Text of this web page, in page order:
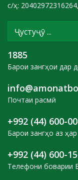
с/ҳ:
1885
Барои зангҳои дар
Почтаи расмӣ
+992 (44) 600-
Барои зангҳо аз
+992 (44) 600-
Телефони боварии